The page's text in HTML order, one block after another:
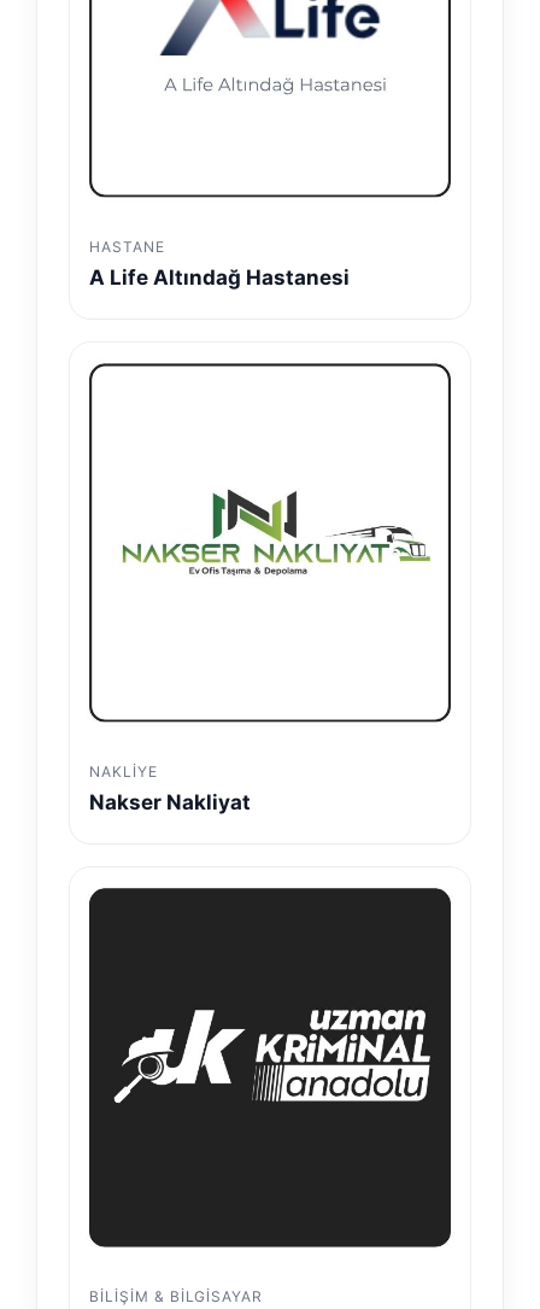
HASTANE
A Life Altındağ Hastanesi
NAKLIYE
Nakser Nakliyat
BILIŞIM & BILGISAYAR